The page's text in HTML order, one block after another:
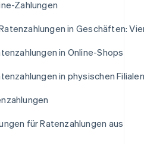
Zahlungen
in Geschäften:
in Online-Shops
in physischen Filialen
für Ratenzahlungen aus